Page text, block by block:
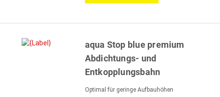
aqua Stop blue premium
Abdichtungs- und
Entkopplungsbahn
Optimal für geringe Aufbauhöhen